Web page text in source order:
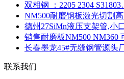
双相钢 ：2205 2304
NM500耐磨钢板激光切割
德州27SiMn液压支架管,小
销售耐磨板NM500 NM360
长春墨龙45#无缝钢管源头
联系我们